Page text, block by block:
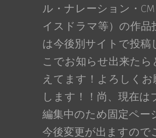
ル・ナレーション・
イスドラマ等）の作品
は今後別サイトで投稿
こでお知らせ出来たら
えてます！よろしくお
します！！尚、現在は
編集中のため固定ペー
今後変更が出ますので